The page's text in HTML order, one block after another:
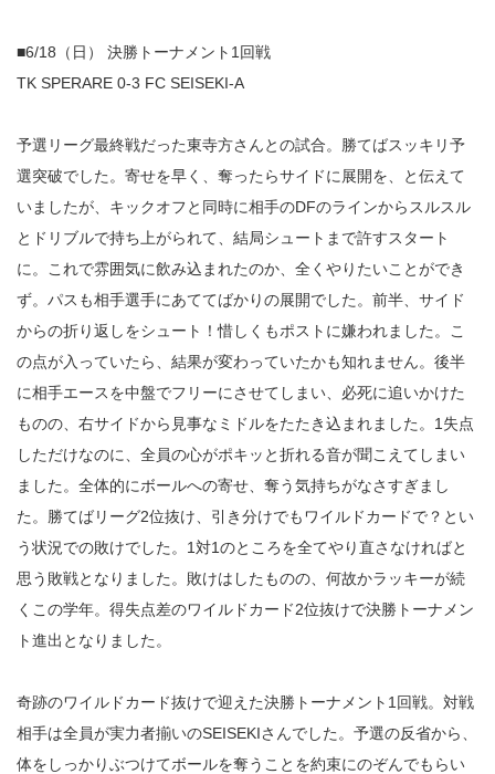
■6/18（日） 決勝トーナメント1回戦
TK SPERARE 0-3 FC SEISEKI-A
予選リーグ最終戦だった東寺方さんとの試合。勝てばスッキリ予
選突破でした。寄せを早く、奪ったらサイドに展開を、と伝えて
いましたが、キックオフと同時に相手のDFのラインからスルスル
とドリブルで持ち上がられて、結局シュートまで許すスタート
に。これで雰囲気に飲み込まれたのか、全くやりたいことができ
ず。パスも相手選手にあててばかりの展開でした。前半、サイド
からの折り返しをシュート！惜しくもポストに嫌われました。こ
の点が入っていたら、結果が変わっていたかも知れません。後半
に相手エースを中盤でフリーにさせてしまい、必死に追いかけた
ものの、右サイドから見事なミドルをたたき込まれました。1失点
しただけなのに、全員の心がポキッと折れる音が聞こえてしまい
ました。全体的にボールへの寄せ、奪う気持ちがなさすぎまし
た。勝てばリーグ2位抜け、引き分けでもワイルドカードで？とい
う状況での敗けでした。1対1のところを全てやり直さなければと
思う敗戦となりました。敗けはしたものの、何故かラッキーが続
くこの学年。得失点差のワイルドカード2位抜けで決勝トーナメン
ト進出となりました。
奇跡のワイルドカード抜けで迎えた決勝トーナメント1回戦。対戦
相手は全員が実力者揃いのSEISEKIさんでした。予選の反省から、
体をしっかりぶつけてボールを奪うことを約束にのぞんでもらい